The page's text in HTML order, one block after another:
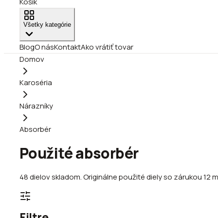
Všetky kategórie
BlogO násKontaktAko vrátiť tovar
Domov
Karoséria
Nárazníky
Absorbér
Použité absorbér
48dielovskladom.Originálne použité diely so zárukou 12